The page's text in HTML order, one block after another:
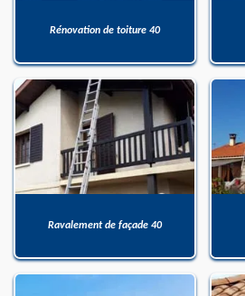
Rénovation de toiture 40
Ravalement de façade 40